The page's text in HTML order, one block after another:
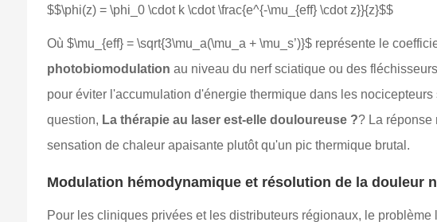
$$\phi(z) = \phi_0 \cdot k \cdot \frac{e^{-\mu_{eff} \cdot z}}{z}$$
Où $\mu_{eff} = \sqrt{3\mu_a(\mu_a + \mu_s’)}$ représente le
photobiomodulation au niveau du nerf sciatique ou des
pour éviter l'accumulation d'énergie thermique dans les
question, La thérapie au laser est-elle douloureuse ?? La réponse
sensation de chaleur apaisante plutôt qu'un pic thermique brutal.
Modulation hémodynamique et résolution de la douleur
Pour les cliniques privées et les distributeurs régionaux, le